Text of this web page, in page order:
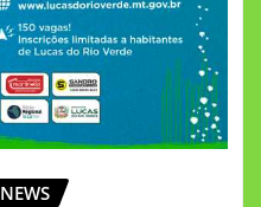
NEWS